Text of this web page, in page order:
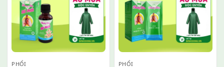
PHỔI PHỔI